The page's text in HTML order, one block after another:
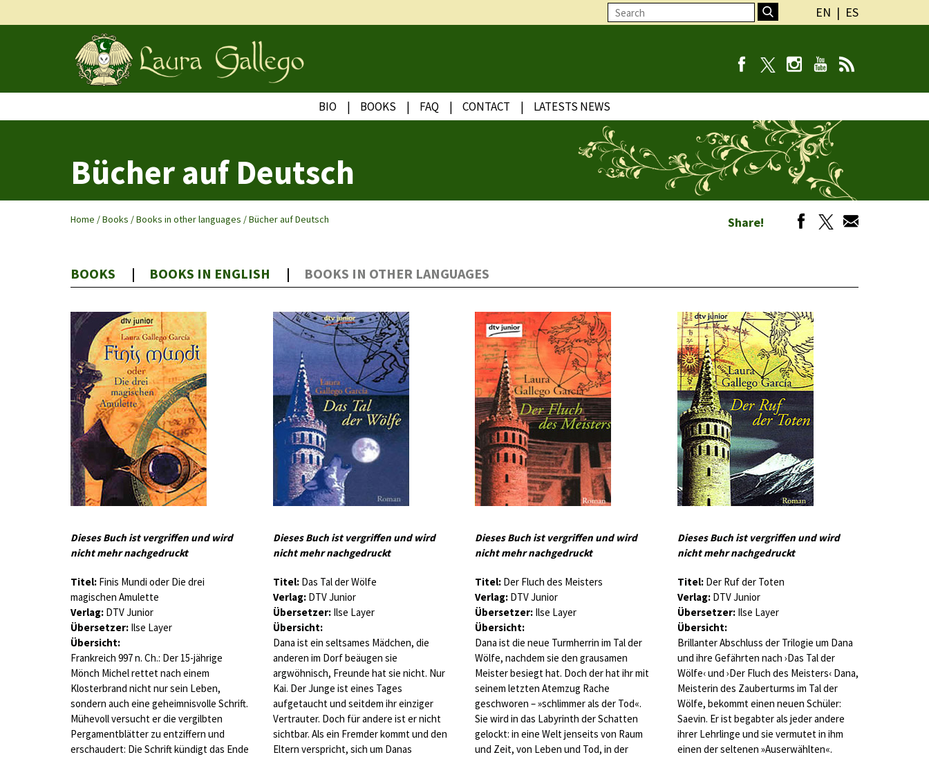
EN ES
BIO BOOKS FAQ CONTACT LATESTS NEWS
Bücher auf Deutsch
Home /Books /Books in other languages /Bücher auf Deutsch Share!
BOOKS BOOKS IN ENGLISH BOOKS IN OTHER LANGUAGES
Dieses Buch ist vergriffen und wird
nicht mehr nachgedruckt
Titel: Finis Mundi oder Die drei
magischen Amulette
Verlag: DTV Junior
Übersetzer: Ilse Layer
Übersicht:
Frankreich 997 n. Ch.: Der 15-jährige
Mönch Michel rettet nach einem
Klosterbrand nicht nur sein Leben,
sondern auch eine geheimnisvolle Schrift.
Mühevoll versucht er die vergilbten
Pergamentblätter zu entziffern und
erschaudert: Die Schrift kündigt das Ende
Dieses Buch ist vergriffen und wird
nicht mehr nachgedruckt
Titel:Das Tal der Wölfe
Verlag:DTV Junior
Übersetzer:Ilse Layer
Übersicht:
Dana ist ein seltsames Mädchen, die
anderen im Dorf beäugen sie
argwöhnisch, Freunde hat sie nicht. Nur
Kai. Der Junge ist eines Tages
aufgetaucht und seitdem ihr einziger
Vertrauter. Doch für andere ist er nicht
sichtbar. Als ein Fremder kommt und den
Eltern verspricht, sich um Danas
Dieses Buch ist vergriffen und wird
nicht mehr nachgedruckt
Titel: Der Fluch des Meisters
Verlag: DTV Junior
Übersetzer: Ilse Layer
Übersicht:
Dana ist die neue Turmherrin im Tal der
Wölfe, nachdem sie den grausamen
Meister besiegt hat. Doch der hat ihr mit
seinem letzten Atemzug Rache
geschworen – »schlimmer als der Tod«.
Sie wird in das Labyrinth der Schatten
gelockt: in eine Welt jenseits von Raum
und Zeit, von Leben und Tod, in der
Dieses Buch ist vergriffen und wird
nicht mehr nachgedruckt
Titel:Der Ruf der Toten
Verlag:DTV Junior
Übersetzer:Ilse Layer
Übersicht:
Brillanter Abschluss der Trilogie um Dana
und ihre Gefährten nach ›Das Tal der
Wölfe‹ und ›Der Fluch des Meisters‹ Dana,
Meisterin des Zauberturms im Tal der
Wölfe, bekommt einen neuen Schüler:
Saevin. Er ist begabter als jeder andere
ihrer Lehrlinge und sie vermutet in ihm
einen der seltenen »Auserwählten«.